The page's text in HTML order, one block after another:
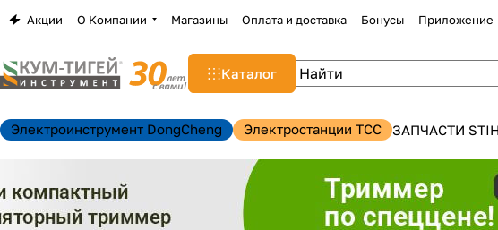
Акции О Компании Магазины Оплата и доставка Бонусы Приложение
Каталог
Электроинструмент DongCheng Электростанции TCC ЗАПЧАСТИ